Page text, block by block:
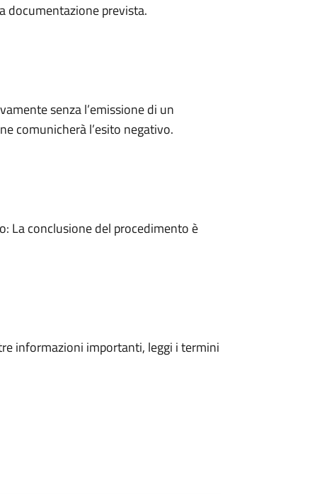
documentazione prevista.
senza l’emissione di un
comunicherà l’esito negativo.
La conclusione del procedimento è
informazioni importanti, leggi i termini